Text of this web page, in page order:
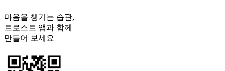
마음을 챙기는 습관,
트로스트 앱과 함께
만들어 보세요